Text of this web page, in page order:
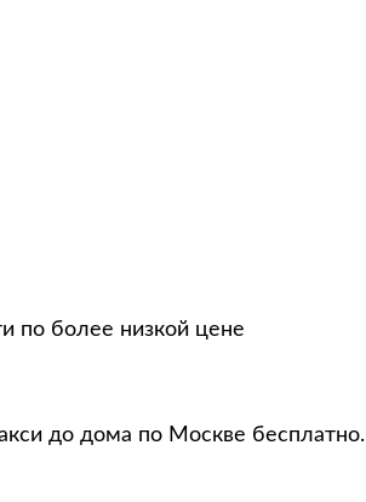
по более низкой цене
до дома по Москве бесплатно.